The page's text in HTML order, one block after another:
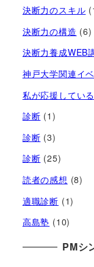
決断力のスキル
決断力の構造 (6)
決断力養成WEB
神戸大学関連イ
私が応援してい
診断 (1)
診断 (3)
診断 (25)
読者の感想 (8)
適職診断 (1)
高島塾 (10)
PMシ